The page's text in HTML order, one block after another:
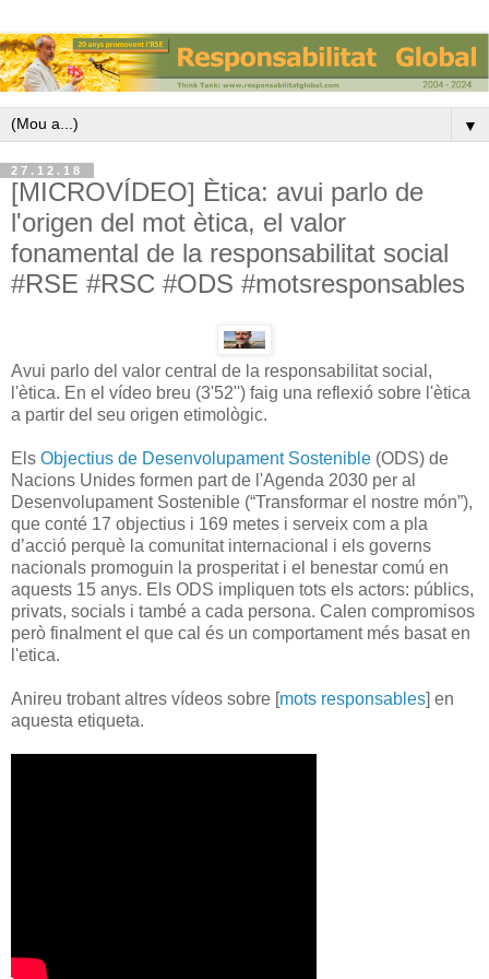
▼
27.12.18
[MICROVÍDEO] Ètica: avui parlo de
l'origen del mot ètica, el valor
fonamental de la responsabilitat social
#RSE #RSC #ODS #motsresponsables
Avui parlo del valor central de la responsabilitat social,
l'ètica. En el vídeo breu (3'52'') faig una reflexió sobre l'ètica
a partir del seu origen etimològic.
Els Objectius de Desenvolupament Sostenible (ODS) de
Nacions Unides formen part de l'Agenda 2030 per al
Desenvolupament Sostenible (“Transformar el nostre món”),
que conté 17 objectius i 169 metes i serveix com a pla
d’acció perquè la comunitat internacional i els governs
nacionals promoguin la prosperitat i el benestar comú en
aquests 15 anys. Els ODS impliquen tots els actors: públics,
privats, socials i també a cada persona. Calen compromisos
però finalment el que cal és un comportament més basat en
l'etica.
Anireu trobant altres vídeos sobre [mots responsables] en
aquesta etiqueta.